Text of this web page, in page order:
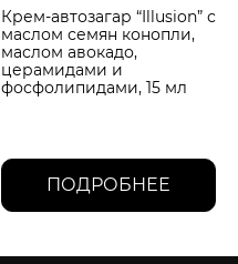
Крем-автозагар “Illusion” с
маслом семян конопли,
маслом авокадо,
церамидами и
фосфолипидами, 15 мл
ПОДРОБНЕЕ